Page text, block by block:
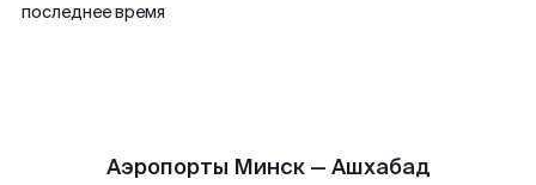
последнее время
Аэропорты Минск — Ашхабад